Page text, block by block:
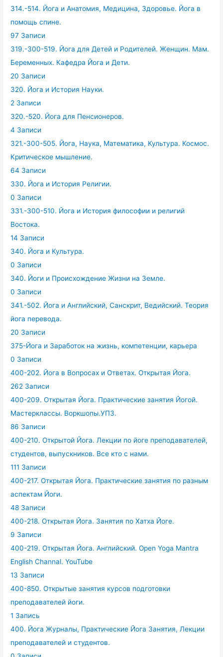
314.-514. Йога и Анатомия, Медицина, Здоровье. Йога в
помощь спине.
97 Записи
319.-300-519. Йога для Детей и Родителей. Женщин. Мам.
Беременных. Кафедра Йога и Дети.
20 Записи
320. Йога и История Науки.
2 Записи
320.-520. Йога для Пенсионеров.
4 Записи
321.-300-505. Йога, Наука, Математика, Культура. Космос.
Критическое мышление.
64 Записи
330. Йога и История Религии.
0 Записи
331.-300-510. Йога и История философии и религий
Востока.
14 Записи
340. Йога и Культура.
0 Записи
340. Йоги и Происхождение Жизни на Земле.
0 Записи
341.-502. Йога и Английский, Санскрит, Ведийский. Теория
йога перевода.
20 Записи
375-Йога и Заработок на жизнь, компетенции, карьера
0 Записи
400-202. Йога в Вопросах и Ответах. Открытая Йога.
262 Записи
400-209. Открытая Йога. Практические занятия Йогой.
Мастерклассы. Воркшопы.УПЗ.
86 Записи
400-210. Открытой Йога. Лекции по йоге преподавателей,
студентов, выпускников. Все кто с нами.
111 Записи
400-217. Открытая Йога. Практические занятия по разным
аспектам Йоги.
48 Записи
400-218. Открытая Йога. Занятия по Хатха Йоге.
9 Записи
400-219. Открытая Йога. Английский. Open Yoga Mantra
English Channal. YouTube
13 Записи
400-850. Открытые занятия курсов подготовки
преподавателей йоги.
1 Запись
400. Йога Журналы, Практические Йога Занятия, Лекции
преподавателей и студентов.